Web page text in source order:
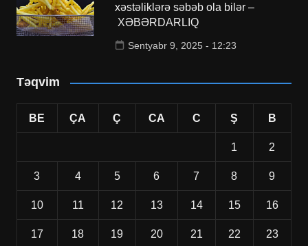
xəstəliklərə səbəb ola bilər –
XƏBƏRDARLIQ
Sentyabr 9, 2025 - 12:23
Təqvim
BE ÇA Ç CA C Ş B
1 2
3 4 5 6 7 8 9
10 11 12 13 14 15 16
17 18 19 20 21 22 23